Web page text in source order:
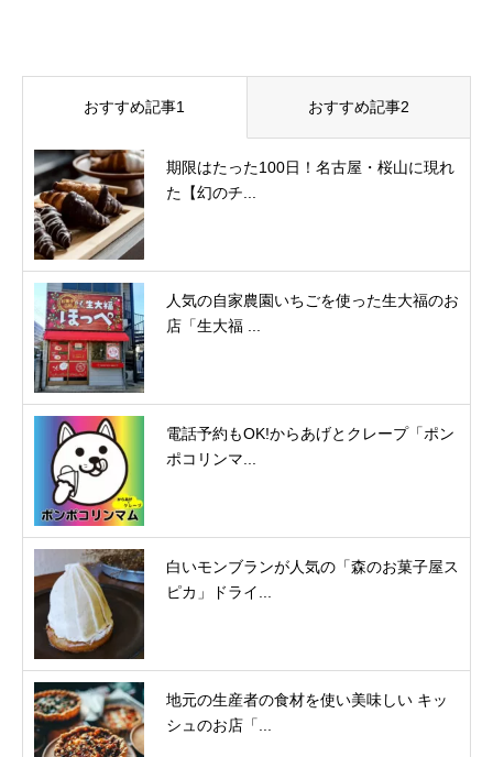
おすすめ記事1 おすすめ記事2
期限はたった100日！名古屋・桜山に現れ
た【幻のチ...
人気の自家農園いちごを使った生大福のお
店「生大福 ...
電話予約もOK!からあげとクレープ「ポン
ポコリンマ...
白いモンブランが人気の「森のお菓子屋ス
ピカ」ドライ...
地元の生産者の食材を使い美味しい キッ
シュのお店「...